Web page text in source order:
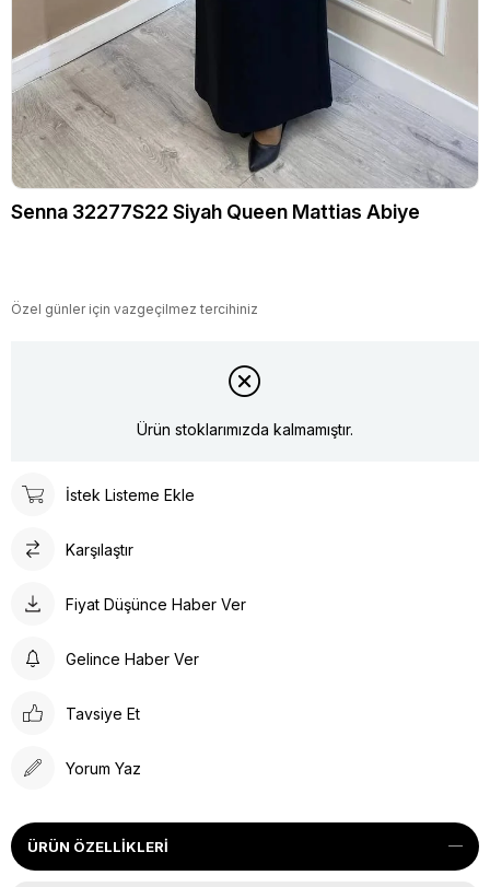
Senna 32277S22 Siyah Queen Mattias Abiye
Özel günler için vazgeçilmez tercihiniz
Ürün stoklarımızda kalmamıştır.
İstek Listeme Ekle
Karşılaştır
Fiyat Düşünce Haber Ver
Gelince Haber Ver
Tavsiye Et
Yorum Yaz
ÜRÜN ÖZELLIKLERI